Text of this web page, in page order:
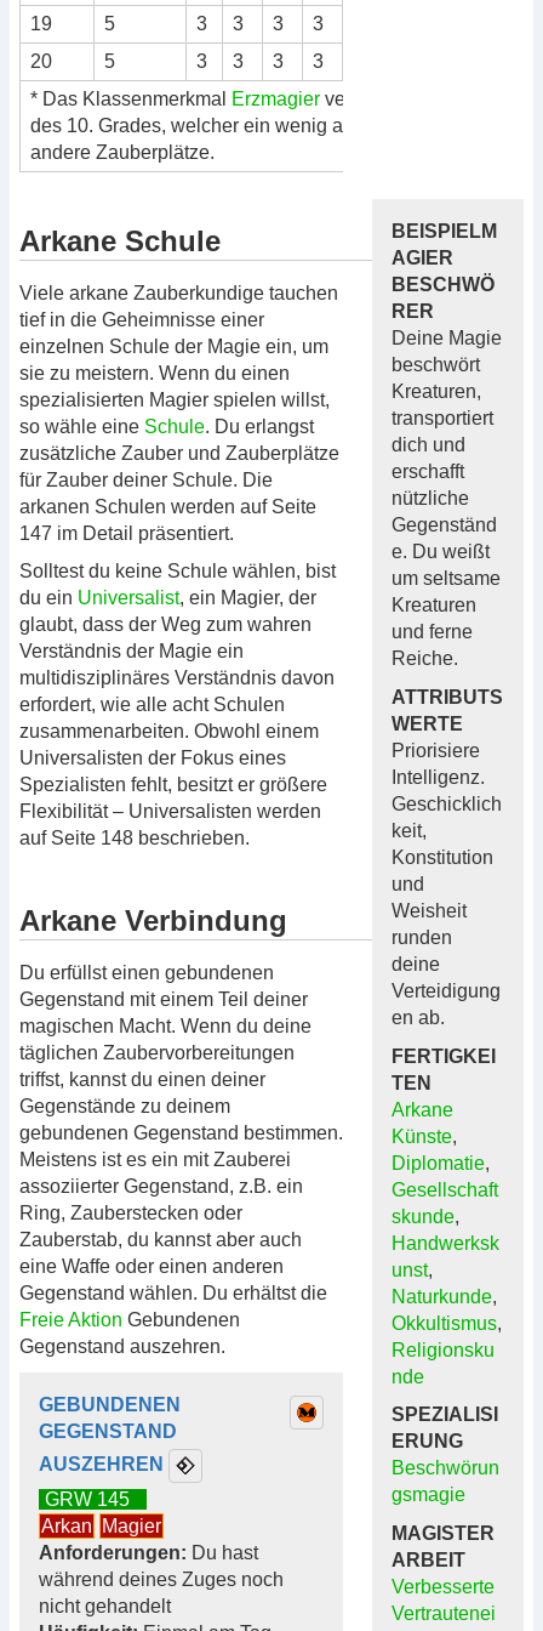
19
5 3 3 3 3
20
5 3 3 3 3
* Das Klassenmerkmal
Erzmagier verleiht dir einen
des 10. Grades, welcher ein wenig anders funktioniert als
andere Zauberplätze.
BEISPIELM
AGIER
BESCHWÖ
RER
Deine Magie
beschwört
Kreaturen,
transportiert
dich und
erschafft
nützliche
Gegenständ
e. Du weißt
um seltsame
Kreaturen
und ferne
Reiche.
ATTRIBUTS
WERTE
Priorisiere
Intelligenz.
Geschicklich
keit,
Konstitution
und
Weisheit
runden
deine
Verteidigung
en ab.
FERTIGKEI
TEN
Arkane
Künste,
Diplomatie,
Gesellschaft
skunde,
Handwerksk
unst,
Naturkunde,
Okkultismus,
Religionsku
nde
SPEZIALISI
ERUNG
Beschwörun
gsmagie
MAGISTER
ARBEIT
Verbesserte
Vertrautenei
Arkane Schule
Viele arkane Zauberkundige tauchen
tief in die Geheimnisse einer
einzelnen Schule der Magie ein, um
sie zu meistern. Wenn du einen
spezialisierten Magier spielen willst,
so wähle eine Schule. Du erlangst
zusätzliche Zauber und Zauberplätze
für Zauber deiner Schule. Die
arkanen Schulen werden auf Seite
147 im Detail präsentiert.
Solltest du keine Schule wählen, bist
du ein Universalist, ein Magier, der
glaubt, dass der Weg zum wahren
Verständnis der Magie ein
multidisziplinäres Verständnis davon
erfordert, wie alle acht Schulen
zusammenarbeiten. Obwohl einem
Universalisten der Fokus eines
Spezialisten fehlt, besitzt er größere
Flexibilität – Universalisten werden
auf Seite 148 beschrieben.
Arkane Verbindung
Du erfüllst einen gebundenen
Gegenstand mit einem Teil deiner
magischen Macht. Wenn du deine
täglichen Zaubervorbereitungen
triffst, kannst du einen deiner
Gegenstände zu deinem
gebundenen Gegenstand bestimmen.
Meistens ist es ein mit Zauberei
assoziierter Gegenstand, z.B. ein
Ring, Zauberstecken oder
Zauberstab, du kannst aber auch
eine Waffe oder einen anderen
Gegenstand wählen. Du erhältst die
Freie Aktion Gebundenen
Gegenstand auszehren.
GEBUNDENEN
GEGENSTAND
AUSZEHREN
GRW 145
Arkan
Magier
Anforderungen: Du hast
während deines Zuges noch
nicht gehandelt